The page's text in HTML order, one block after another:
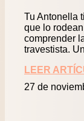
Tu Antonella
que lo
comprender
travestista. Un
LEER
27 de